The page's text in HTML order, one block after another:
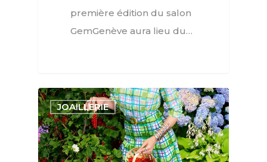
première édition du salon
GemGenève aura lieu du…
JOAILLERIE